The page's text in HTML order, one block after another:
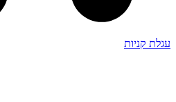
עגלת קניות